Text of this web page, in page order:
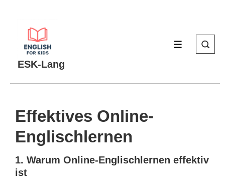
ESK-Lang
MENÜ
Effektives Online-
Englischlernen
1. Warum Online-Englischlernen effektiv
ist